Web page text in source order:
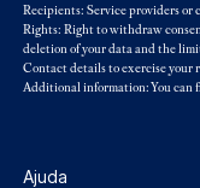
Recipients: Service providers or
Rights: Right to withdraw
deletion of your data and the
Contact details to exercise your
Additional information: You can
Ajuda